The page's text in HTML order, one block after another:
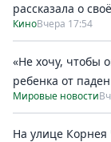
рассказала о
КиноВчера 17:54
«Не хочу, чтобы
ребенка от
Мировые новости
На улице Корнея